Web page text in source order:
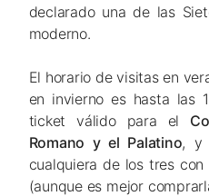
declarado una de las
moderno.
El horario de visitas en
en invierno es hasta las
ticket válido para el
Romano y el Palatino, y
cualquiera de los tres
(aunque es mejor